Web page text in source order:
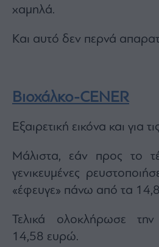
χαμηλά.
Και αυτό δεν περνά
Βιοχάλκο-CENER
Εξαιρετική εικόνα και για
Μάλιστα, εάν προς το
γενικευμένες
«έφευγε» πάνω από τα
Τελικά ολοκλήρωσε
14,58 ευρώ.